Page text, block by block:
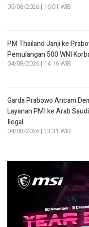
05/08/2026 | 16:01 WIB
PM Thailand Janji ke
Pemulangan 500 WNI
04/08/2026 | 14:16 WIB
Garda Prabowo Ancam
Layanan PMI ke Arab
Ilegal
04/08/2026 | 13:31 WIB